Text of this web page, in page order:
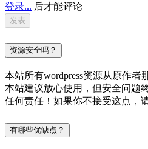
登录... 后才能评论
资源安全吗？
本站所有wordpress资源从原作者
本站建议放心使用，但安全问题
任何责任！如果你不接受这点，
有哪些优缺点？